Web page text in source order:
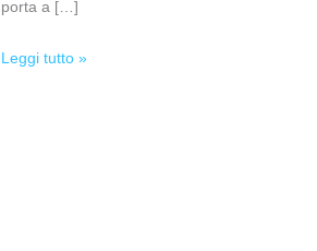
porta a […]
Leggi tutto »